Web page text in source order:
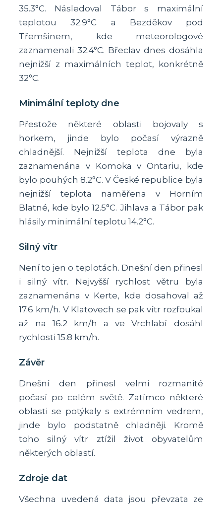
35.3°C. Následoval Tábor s maximální
teplotou 32.9°C a Bezděkov pod
Třemšínem, kde meteorologové
zaznamenali 32.4°C. Břeclav dnes dosáhla
nejnižší z maximálních teplot, konkrétně
32°C.
Minimální teploty dne
Přestože některé oblasti bojovaly s
horkem, jinde bylo počasí výrazně
chladnější. Nejnižší teplota dne byla
zaznamenána v Komoka v Ontariu, kde
bylo pouhých 8.2°C. V České republice byla
nejnižší teplota naměřena v Horním
Blatné, kde bylo 12.5°C. Jihlava a Tábor pak
hlásily minimální teplotu 14.2°C.
Silný vítr
Není to jen o teplotách. Dnešní den přinesl
i silný vítr. Nejvyšší rychlost větru byla
zaznamenána v Kerte, kde dosahoval až
17.6 km/h. V Klatovech se pak vítr rozfoukal
až na 16.2 km/h a ve Vrchlabí dosáhl
rychlosti 15.8 km/h.
Závěr
Dnešní den přinesl velmi rozmanité
počasí po celém světě. Zatímco některé
oblasti se potýkaly s extrémním vedrem,
jinde bylo podstatně chladněji. Kromě
toho silný vítr ztížil život obyvatelům
některých oblastí.
Zdroje dat
Všechna uvedená data jsou převzata ze